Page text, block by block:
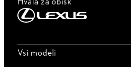
Vsi modeli